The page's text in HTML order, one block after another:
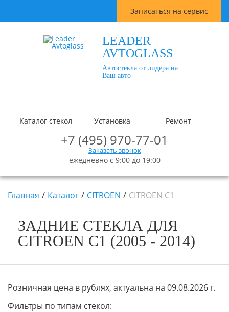
Записаться на сервис
LEADER
AVTOGLASS
Автостекла от лидера на
Ваш авто
Каталог стекол Установка Ремонт
+7 (495) 970-77-01
Заказать звонок
ежедневно с 9:00 до 19:00
Главная Каталог CITROEN CITROEN C1
ЗАДНИЕ СТЕКЛА ДЛЯ
CITROEN C1 (2005 - 2014)
Розничная цена в рублях, актуальна на 09.08.2026 г.
Фильтры по типам стекол: